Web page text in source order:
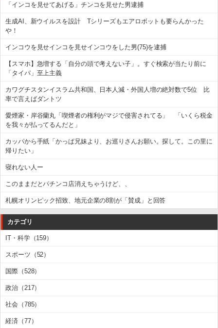
「インコを見せてあげる」チンコを見せた男逮捕
生成AI、新ウイルスを設計 Tシリーズもエアロボットも要らんかった
や！
インコウを見せインコを見せインコウをした男(75)を逮捕
【スマホ】急増する「自分の頭で考えない子」。すぐ検索が当たり前に
「タイパ」至上主義
カワグチスタンイスラム共和国、日本人減・外国人増の絶対数で5位 比
率で言えばダントツ
愛煙家・岸谷蘭丸「喫煙者の権利がマジで侵害されてる」 「いくら税金
を我々が払ってるんだと」
カッパから手紙「かっぱ兄妹より、お巡りさんお願い。探して。この里に
帰りたい」
寝れない人ー
このままだとパチンコ店消えちゃうけど、、
札幌オリンピック招致、地元企業の8割が「賛成」と回答
カテゴリ
IT・科学（159）
スポーツ（52）
国際（528）
政治（217）
社会（785）
経済（77）